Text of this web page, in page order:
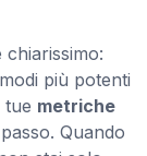
chiarissimo:
più potenti
tue metriche
Quando